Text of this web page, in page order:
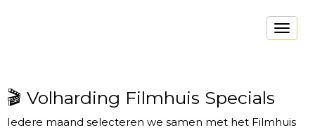
Toggle
🎬 Volharding Filmhuis Specials
Iedere maand selecteren we samen met het Filmhuis